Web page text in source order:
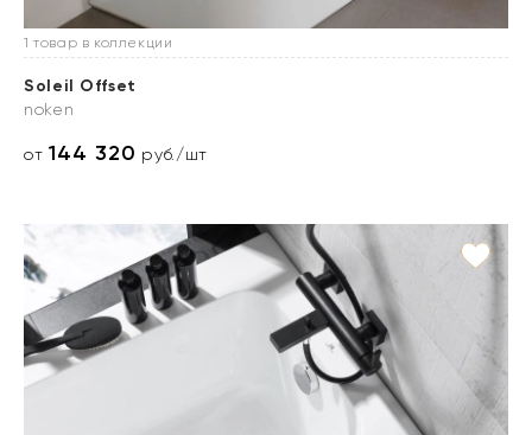
1 товар в коллекции
Soleil Offset
noken
от144 320 руб./шт